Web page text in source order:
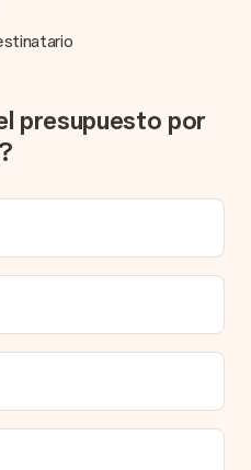
que sepa quién se lo
tarjeta de regalo en la cesta
presupuesto por